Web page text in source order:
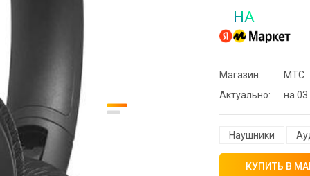
НА
Магазин:
МТС
Актуально:
на
Наушники
КУПИТЬ В